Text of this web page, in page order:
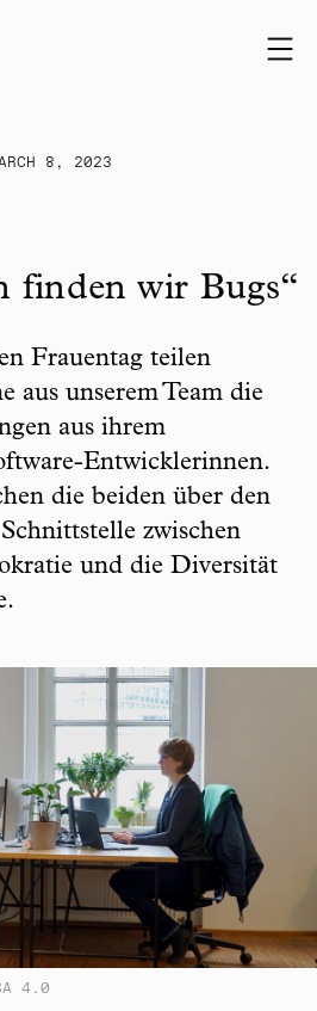
8, 2023
finden wir Bugs“
Frauentag teilen
aus unserem Team die
aus ihrem
Entwicklerinnen.
die beiden über den
zwischen
und die Diversität
4.0